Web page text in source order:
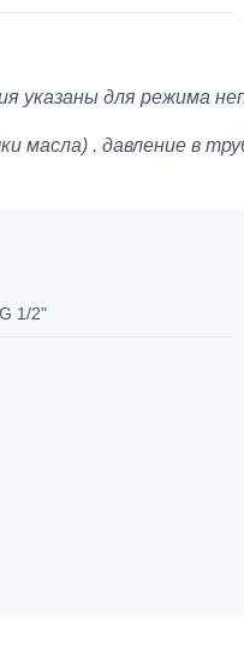
указаны для режима
масла) . давление в
1/2"